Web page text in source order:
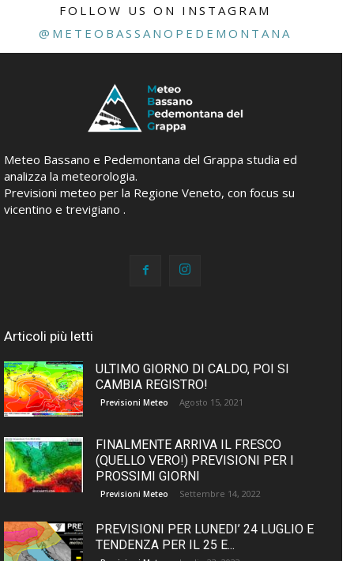
FOLLOW US ON INSTAGRAM
@METEOBASSANOPEDEMONTANA
Meteo Bassano e Pedemontana del Grappa studia ed
analizza la meteorologia.
Previsioni meteo per la Regione Veneto, con focus su
vicentino e trevigiano .
Articoli più letti
ULTIMO GIORNO DI CALDO, POI SI
CAMBIA REGISTRO!
Previsioni Meteo Agosto 15, 2021
FINALMENTE ARRIVA IL FRESCO
(QUELLO VERO!) PREVISIONI PER I
PROSSIMI GIORNI
Previsioni Meteo Settembre 14, 2022
PREVISIONI PER LUNEDI’ 24 LUGLIO E
TENDENZA PER IL 25 E...